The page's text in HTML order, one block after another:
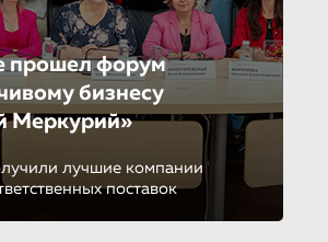
прошел форум
бизнесу
Меркурий»
лучшие компании
поставок